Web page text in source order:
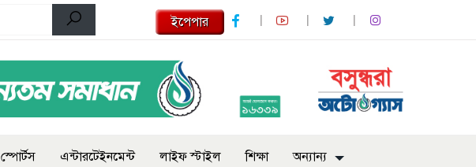
ইপেপার
স্পোর্টস এন্টারটেইনমেন্ট লাইফ স্টাইল শিক্ষা অন্যান্য